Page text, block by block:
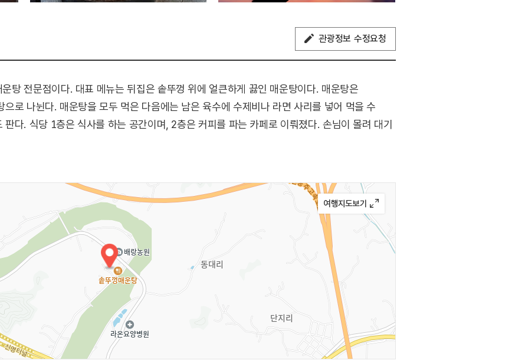
관광정보 수정요청
탕 전문점이다. 대표 메뉴는 뒤집은 솥뚜껑 위에 얼큰하게 끓인 매운탕이다. 매운탕은
로 나뉜다. 매운탕을 모두 먹은 다음에는 남은 육수에 수제비나 라면 사리를 넣어 먹을 수
다. 식당 1층은 식사를 하는 공간이며, 2층은 커피를 파는 카페로 이뤄졌다. 손님이 몰려 대기